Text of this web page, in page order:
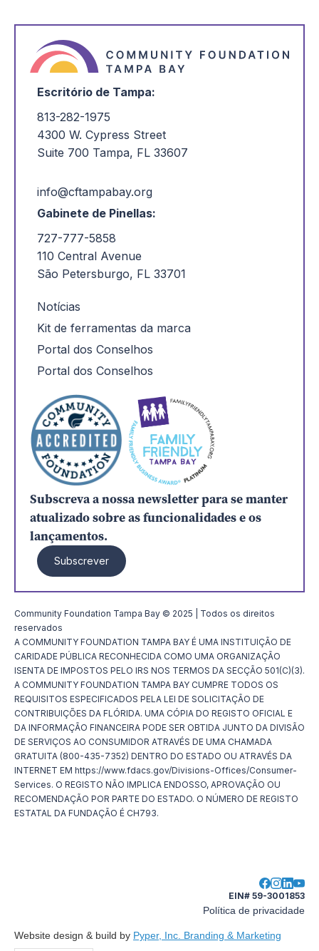
Escritório de Tampa:
813-282-1975
4300 W. Cypress Street
Suite 700 Tampa, FL 33607
info@cftampabay.org
Gabinete de Pinellas:
727-777-5858
110 Central Avenue
São Petersburgo, FL 33701
Notícias
Kit de ferramentas da marca
Portal dos Conselhos
Portal dos Conselhos
Subscreva a nossa newsletter para se manter
atualizado sobre as funcionalidades e os
lançamentos.
Subscrever
Community Foundation Tampa Bay © 2025 | Todos os direitos
reservados
A COMMUNITY FOUNDATION TAMPA BAY É UMA INSTITUIÇÃO DE
CARIDADE PÚBLICA RECONHECIDA COMO UMA ORGANIZAÇÃO
ISENTA DE IMPOSTOS PELO IRS NOS TERMOS DA SECÇÃO 501(C)(3).
A COMMUNITY FOUNDATION TAMPA BAY CUMPRE TODOS OS
REQUISITOS ESPECIFICADOS PELA LEI DE SOLICITAÇÃO DE
CONTRIBUIÇÕES DA FLÓRIDA. UMA CÓPIA DO REGISTO OFICIAL E
DA INFORMAÇÃO FINANCEIRA PODE SER OBTIDA JUNTO DA DIVISÃO
DE SERVIÇOS AO CONSUMIDOR ATRAVÉS DE UMA CHAMADA
GRATUITA (800-435-7352) DENTRO DO ESTADO OU ATRAVÉS DA
INTERNET EM https://www.fdacs.gov/Divisions-Offices/Consumer-
Services. O REGISTO NÃO IMPLICA ENDOSSO, APROVAÇÃO OU
RECOMENDAÇÃO POR PARTE DO ESTADO. O NÚMERO DE REGISTO
ESTATAL DA FUNDAÇÃO É CH793.
EIN# 59-3001853
Política de privacidade
Website design & build by Pyper, Inc. Branding & Marketing